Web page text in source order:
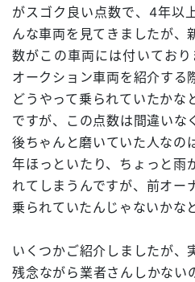
がスゴク良い点数で、4年以
んな車両を見てきましたが、
数がこの車両には付いてお
オークション車両を紹介する
どうやって乗られていたかな
ですが、この点数は間違いな
後ちゃんと磨いていた人なの
年ほっといたり、ちょっと雨
れてしまうんですが、前オー
乗られていたんじゃないかな
いくつかご紹介しましたが、
残念ながら業者さんしかない